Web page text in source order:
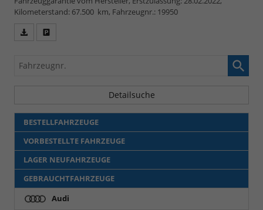
Kilometerstand: 67.500 km, Fahrzeugnr.: 19950
PDF
vergleichen
Fahrzeugnr.
Detailsuche
BESTELLFAHRZEUGE
VORBESTELLTE FAHRZEUGE
LAGER NEUFAHRZEUGE
GEBRAUCHTFAHRZEUGE
Audi